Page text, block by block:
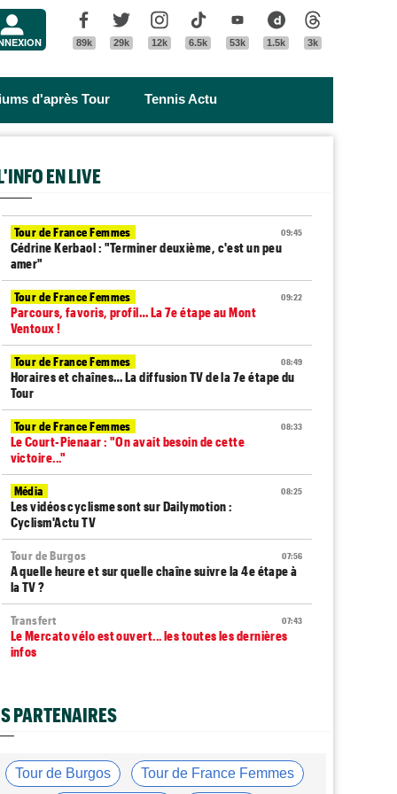
Facebook
89k
Twitter
29k
Instagram
12k
Tik Tok
6.5k
Youtube
53k
Dailymotion
1.5k 3k
d'après Tour Tennis Actu
EN LIVE
09:45
Tour de France Femmes
Cédrine Kerbaol : "Terminer deuxième, c'est un peu
amer"
09:22
Tour de France Femmes
Parcours, favoris, profil… La 7e étape au Mont
Ventoux !
08:49
Tour de France Femmes
Horaires et chaînes… La diffusion TV de la 7e étape du
Tour
08:33
Tour de France Femmes
Le Court-Pienaar : "On avait besoin de cette
victoire..."
08:25
Média
Les vidéos cyclisme sont sur Dailymotion :
Cyclism'Actu TV
07:56
Tour de Burgos
A quelle heure et sur quelle chaîne suivre la 4e étape à
la TV ?
07:43
Transfert
Le Mercato vélo est ouvert... les toutes les dernières
infos
disparaître en 2027
Diffusion TV... quelle heure et quelle chaîne la 5e étape
?
PARTENAIRES
Tour de Burgos Tour de France Femmes